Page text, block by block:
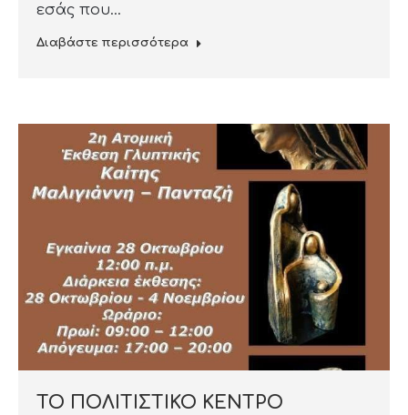
εσάς που…
Διαβάστε περισσότερα
ΤΟ ΠΟΛΙΤΙΣΤΙΚΟ ΚΕΝΤΡΟ